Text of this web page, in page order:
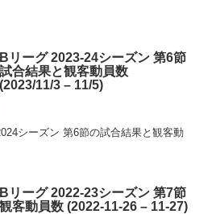
Bリーグ 2023-24シーズン 第6節
試合結果と観客動員数
(2023/11/3 – 11/5)
シーズン 第6節の試合結果と観客動
Bリーグ 2022-23シーズン 第7節
観客動員数 (2022-11-26 – 11-27)